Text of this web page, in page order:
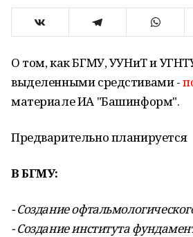
О том, как БГМУ, УУНиТ и
выделенными средстивами -
материале ИА "Башинформ".
Предварительно планируется
В БГМУ:
- Создание
- Создание института